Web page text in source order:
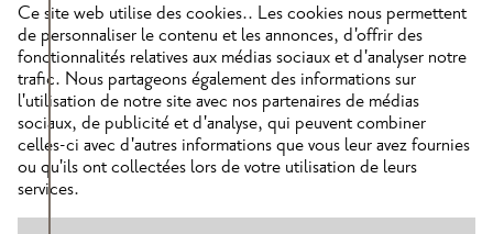
Ce site web utilise des cookies.. Les cookies nous permettent
de personnaliser le contenu et les annonces, d'offrir des
fonctionnalités relatives aux médias sociaux et d'analyser notre
trafic. Nous partageons également des informations sur
l'utilisation de notre site avec nos partenaires de médias
sociaux, de publicité et d'analyse, qui peuvent combiner
celles-ci avec d'autres informations que vous leur avez fournies
ou qu'ils ont collectées lors de votre utilisation de leurs
services.